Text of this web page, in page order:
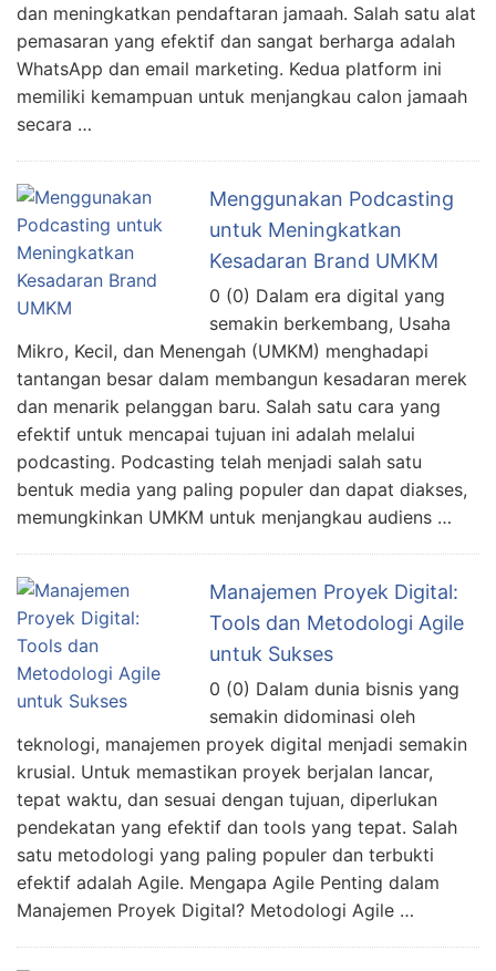
dan meningkatkan pendaftaran jamaah. Salah satu alat
pemasaran yang efektif dan sangat berharga adalah
WhatsApp dan email marketing. Kedua platform ini
memiliki kemampuan untuk menjangkau calon jamaah
secara …
Menggunakan Podcasting
untuk Meningkatkan
Kesadaran Brand UMKM
0 (0) Dalam era digital yang
semakin berkembang, Usaha
Mikro, Kecil, dan Menengah (UMKM) menghadapi
tantangan besar dalam membangun kesadaran merek
dan menarik pelanggan baru. Salah satu cara yang
efektif untuk mencapai tujuan ini adalah melalui
podcasting. Podcasting telah menjadi salah satu
bentuk media yang paling populer dan dapat diakses,
memungkinkan UMKM untuk menjangkau audiens …
Manajemen Proyek Digital:
Tools dan Metodologi Agile
untuk Sukses
0 (0) Dalam dunia bisnis yang
semakin didominasi oleh
teknologi, manajemen proyek digital menjadi semakin
krusial. Untuk memastikan proyek berjalan lancar,
tepat waktu, dan sesuai dengan tujuan, diperlukan
pendekatan yang efektif dan tools yang tepat. Salah
satu metodologi yang paling populer dan terbukti
efektif adalah Agile. Mengapa Agile Penting dalam
Manajemen Proyek Digital? Metodologi Agile …